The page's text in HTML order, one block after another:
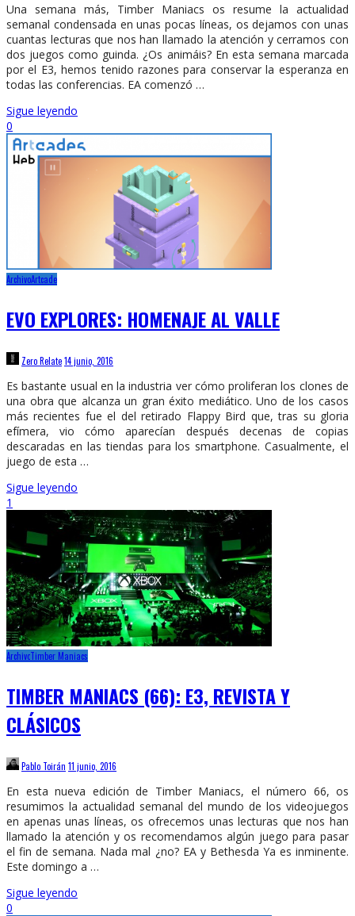
Una semana más, Timber Maniacs os resume la actualidad
semanal condensada en unas pocas líneas, os dejamos con unas
cuantas lecturas que nos han llamado la atención y cerramos con
dos juegos como guinda. ¿Os animáis? En esta semana marcada
por el E3, hemos tenido razones para conservar la esperanza en
todas las conferencias. EA comenzó …
Sigue leyendo
0
ArchivoArtcade
EVO EXPLORES: HOMENAJE AL VALLE
Zero Relate14 junio, 2016
Es bastante usual en la industria ver cómo proliferan los clones de
una obra que alcanza un gran éxito mediático. Uno de los casos
más recientes fue el del retirado Flappy Bird que, tras su gloria
efímera, vio cómo aparecían después decenas de copias
descaradas en las tiendas para los smartphone. Casualmente, el
juego de esta …
Sigue leyendo
1
ArchivoTimber Maniacs
TIMBER MANIACS (66): E3, REVISTA Y
CLÁSICOS
Pablo Toirán 11 junio, 2016
En esta nueva edición de Timber Maniacs, el número 66, os
resumimos la actualidad semanal del mundo de los videojuegos
en apenas unas líneas, os ofrecemos unas lecturas que nos han
llamado la atención y os recomendamos algún juego para pasar
el fin de semana. Nada mal ¿no? EA y Bethesda Ya es inminente.
Este domingo a …
Sigue leyendo
0